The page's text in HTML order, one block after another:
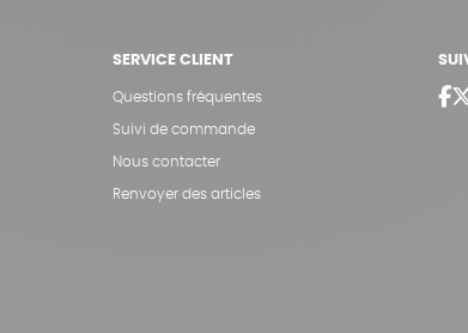
SERVICE CLIENT
Questions fréquentes
Suivi de commande
Nous contacter
Renvoyer des articles